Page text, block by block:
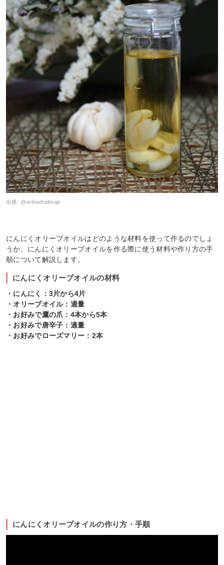
出典: @erilowfodmap
にんにくオリーブオイルはどのような材料を使って作るのでしょ
うか。にんにくオリーブオイルを作る際に使う材料や作り方の手
順について解説します。
にんにくオリーブオイルの材料
・にんにく：3片から4片
・オリーブオイル：適量
・お好みで鷹の爪：4本から5本
・お好みで唐辛子：適量
・お好みでローズマリー：2本
にんにくオリーブオイルの作り方・手順